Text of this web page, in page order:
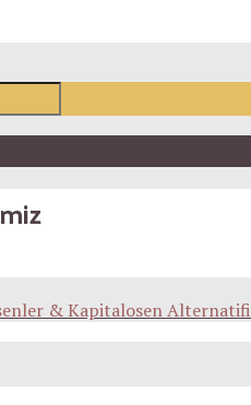
& Kapitalosen Alternatifi